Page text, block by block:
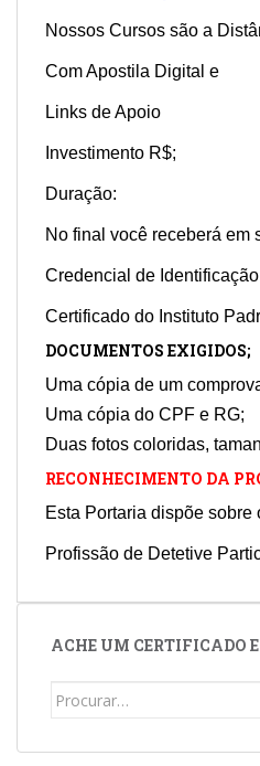
Nossos Cursos são a
Com Apostila Digital e
Links de Apoio
Investimento R$;
Duração:
No final você receberá em
Credencial de
Certificado do Instituto
DOCUMENTOS EXIGIDOS;
Uma cópia de um
Uma cópia do CPF e RG;
Duas fotos coloridas,
RECONHECIMENTO DA
Esta Portaria dispõe sobre
Profissão de Detetive
ACHE UM CERTIFICADO
Search